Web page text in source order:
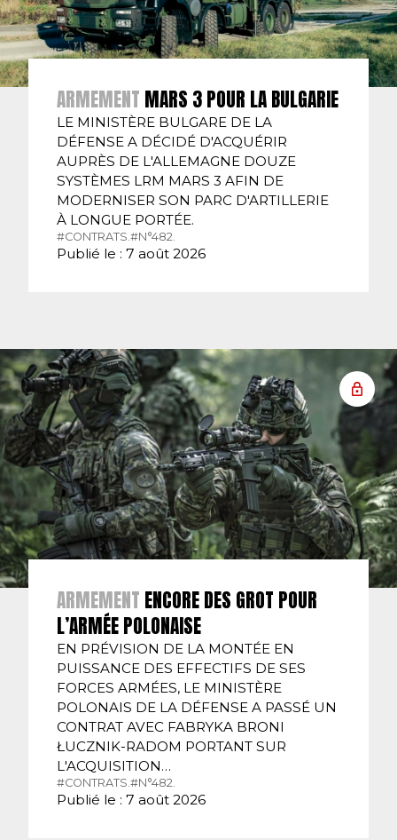
ARMEMENT MARS 3 POUR LA BULGARIE
LE MINISTÈRE BULGARE DE LA
DÉFENSE A DÉCIDÉ D'ACQUÉRIR
AUPRÈS DE L'ALLEMAGNE DOUZE
SYSTÈMES LRM MARS 3 AFIN DE
MODERNISER SON PARC D'ARTILLERIE
À LONGUE PORTÉE.
#CONTRATS.#N°482.
Publié le : 7 août 2026
ARMEMENT ENCORE DES GROT POUR
L’ARMÉE POLONAISE
EN PRÉVISION DE LA MONTÉE EN
PUISSANCE DES EFFECTIFS DE SES
FORCES ARMÉES, LE MINISTÈRE
POLONAIS DE LA DÉFENSE A PASSÉ UN
CONTRAT AVEC FABRYKA BRONI
ŁUCZNIK-RADOM PORTANT SUR
L'ACQUISITION…
#CONTRATS. #N°482.
Publié le : 7 août 2026